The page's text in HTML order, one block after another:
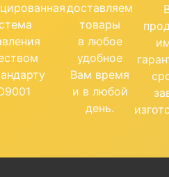
доставляем
товары
в любое
удобное
Вам время
и в любой
день.